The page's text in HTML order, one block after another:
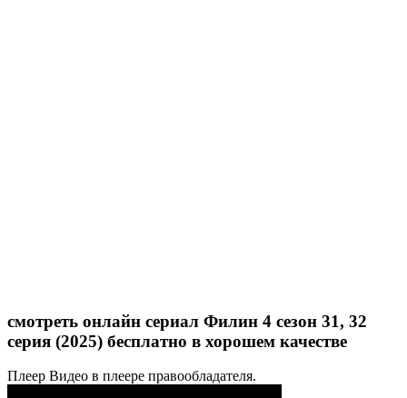
смотреть онлайн сериал Филин 4 сезон 31, 32
серия (2025) бесплатно в хорошем качестве
Плеер Видео в плеере правообладателя.